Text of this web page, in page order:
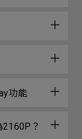
功能
？